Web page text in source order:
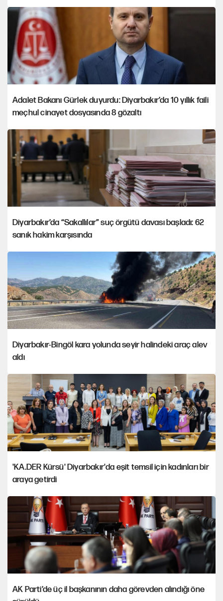
Adalet Bakanı Gürlek duyurdu: Diyarbakır’da 10 yıllık faili
meçhul cinayet dosyasında 8 gözaltı
Diyarbakır’da “Sakallılar” suç örgütü davası başladı: 62
sanık hakim karşısında
Diyarbakır-Bingöl kara yolunda seyir halindeki araç alev
aldı
'KA.DER Kürsü' Diyarbakır'da eşit temsil için kadınları bir
araya getirdi
AK Parti’de üç il başkanının daha görevden alındığı öne